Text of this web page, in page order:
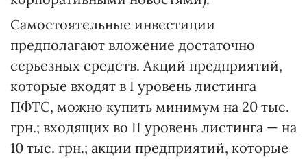
Самостоятельные инвестиции
предполагают вложение достаточно
серьезных средств. Акций предприятий,
которые входят в I уровень листинга
ПФТС, можно купить минимум на 20 тыс.
грн.; входящих во II уровень листинга — на
10 тыс. грн.; акции предприятий, которые